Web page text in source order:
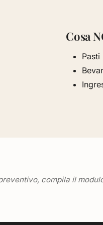
Cosa
compila il